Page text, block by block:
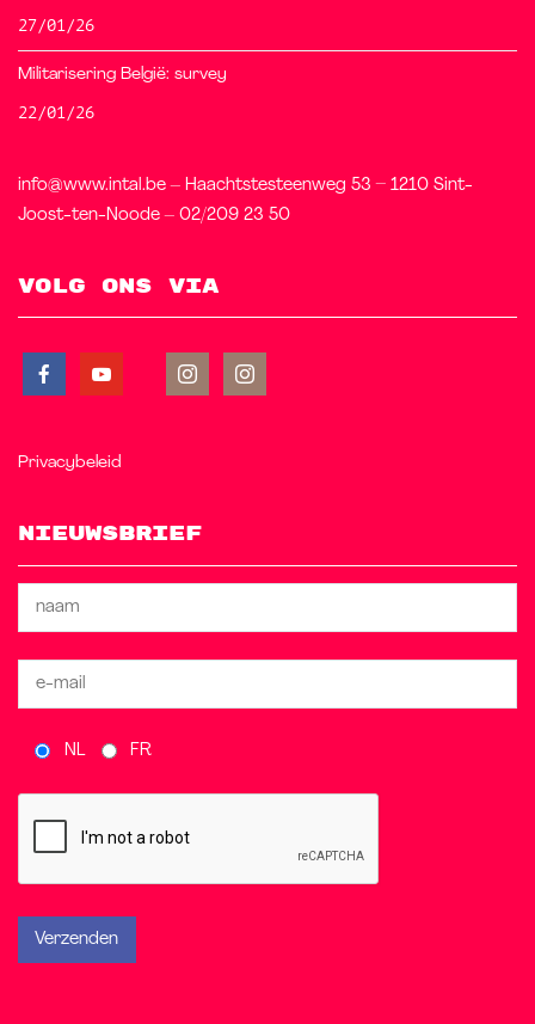
27/01/26
Militarisering België: survey
22/01/26
info@www.intal.be – Haachtstesteenweg 53 – 1210 Sint-
Joost-ten-Noode – 02/209 23 50
Volg ons via
Privacybeleid
Nieuwsbrief
NL FR